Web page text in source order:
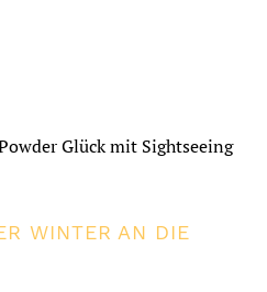
Glück mit Sightseeing
WINTER AN DIE